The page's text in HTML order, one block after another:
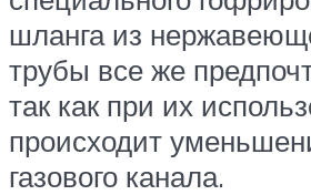
шланга из
трубы все же
так как при их
происходит
газового канала.